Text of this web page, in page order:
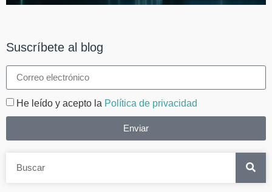
Suscríbete al blog
He leído y acepto la Política de privacidad
Enviar